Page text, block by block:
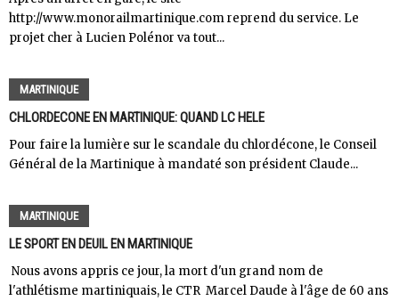
http://www.monorailmartinique.com reprend du service. Le
projet cher à Lucien Polénor va tout...
MARTINIQUE
CHLORDECONE EN MARTINIQUE: QUAND LC HELE
Pour faire la lumière sur le scandale du chlordécone, le Conseil
Général de la Martinique à mandaté son président Claude...
MARTINIQUE
LE SPORT EN DEUIL EN MARTINIQUE
Nous avons appris ce jour, la mort d'un grand nom de
l'athlétisme martiniquais, le CTR Marcel Daude à l'âge de 60 ans